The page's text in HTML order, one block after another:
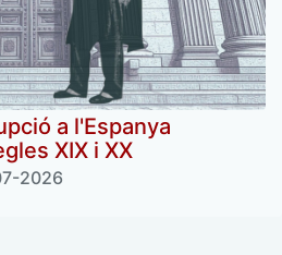
a l'Espanya
XIX i XX
2026